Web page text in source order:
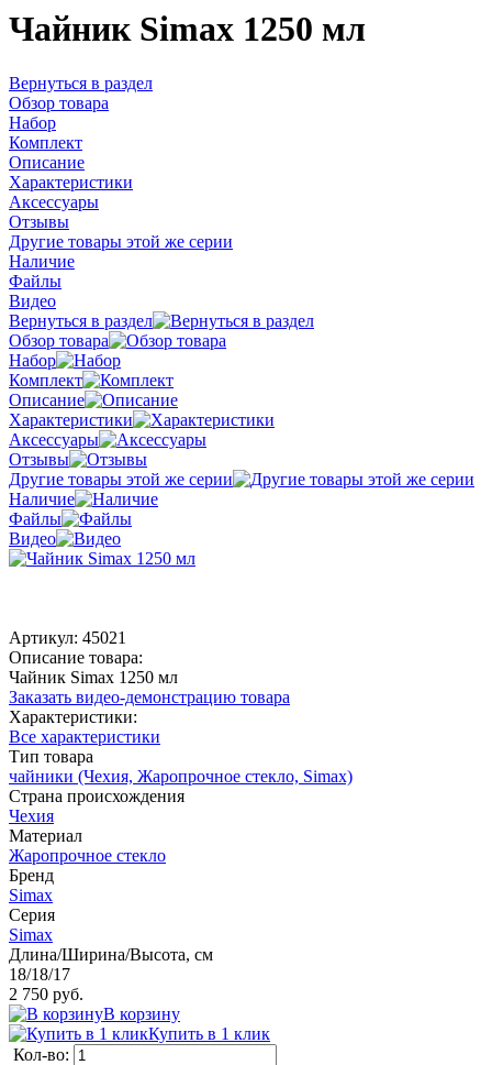
Чайник Simax 1250 мл
Вернуться в раздел
Обзор товара
Набор
Комплект
Описание
Характеристики
Аксессуары
Отзывы
Другие товары этой же серии
Наличие
Файлы
Видео
Вернуться в раздел
Обзор товара
Набор
Комплект
Описание
Характеристики
Аксессуары
Отзывы
Другие товары этой же серии
Наличие
Файлы
Видео
Артикул: 45021
Описание товара:
Чайник Simax 1250 мл
Заказать видео-демонстрацию товара
Характеристики:
Все характеристики
Тип товара
чайники (Чехия, Жаропрочное стекло, Simax)
Страна происхождения
Чехия
Материал
Жаропрочное стекло
Бренд
Simax
Серия
Simax
Длина/Ширина/Высота, см
18/18/17
2 750 руб.
В корзину
Купить в 1 клик
Кол-во: